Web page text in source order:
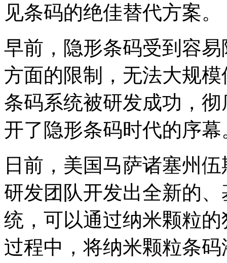
见条码的绝佳替代方案。
早前，隐形条码受到容
方面的限制，无法大规
条码系统被研发成功，
开了隐形条码时代的序幕
日前，美国马萨诸塞州
研发团队开发出全新的
统，可以通过纳米颗粒
过程中，将纳米颗粒条